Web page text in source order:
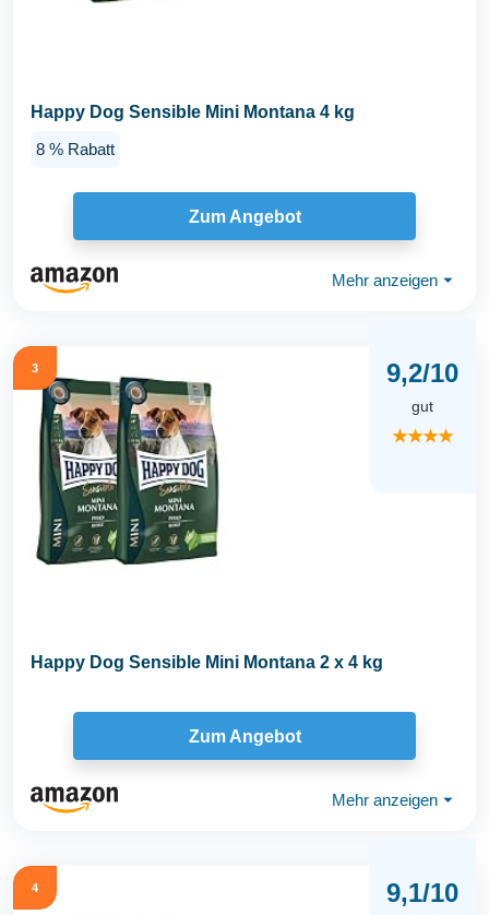
Happy Dog Sensible Mini Montana 4 kg
8 % Rabatt
Zum Angebot
Mehr anzeigen ⏷
3 9,2/10
gut
★★★★
Happy Dog Sensible Mini Montana 2 x 4 kg
Zum Angebot
Mehr anzeigen ⏷
4 9,1/10